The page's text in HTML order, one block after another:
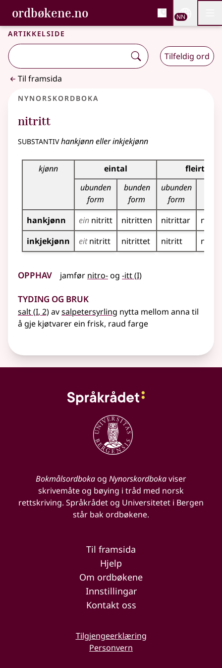
Gå til hovudinnhald
Tilgjenge
ordbøkene.no, Bokmålsordboka og
Bokmålsordboka og Nynorskordboka
NN
Artikkelside
Tilfeldig ord
Til framsida
Nynorskordboka
nitritt
substantivhankjønn eller inkjekjønn
Bøyningstabell for dette substantivet
kjønn eintal
fleirtal
ubunden
form
bunden
form
ubunden
form
hankjønn
ein nitritt nitritten nitrittar
inkjekjønn
eitnitritt nitrittet nitritt
Opphav jamfør nitro-og -itt(1
I)
Tyding og bruk
salt(1
I, 2)avsalpetersyrling nytta mellom anna til
å gje kjøtvarer ein frisk, raud farge
Bokmålsordbokaog Nynorskordbokaviser
skrivemåte og bøying i tråd med norsk
rettskriving. Språkrådet og Universitetet i Bergen
står bak ordbøkene.
Til framsida
Hjelp
Om ordbøkene
Innstillingar
Kontakt oss
Tilgjengeerklæring
Personvern